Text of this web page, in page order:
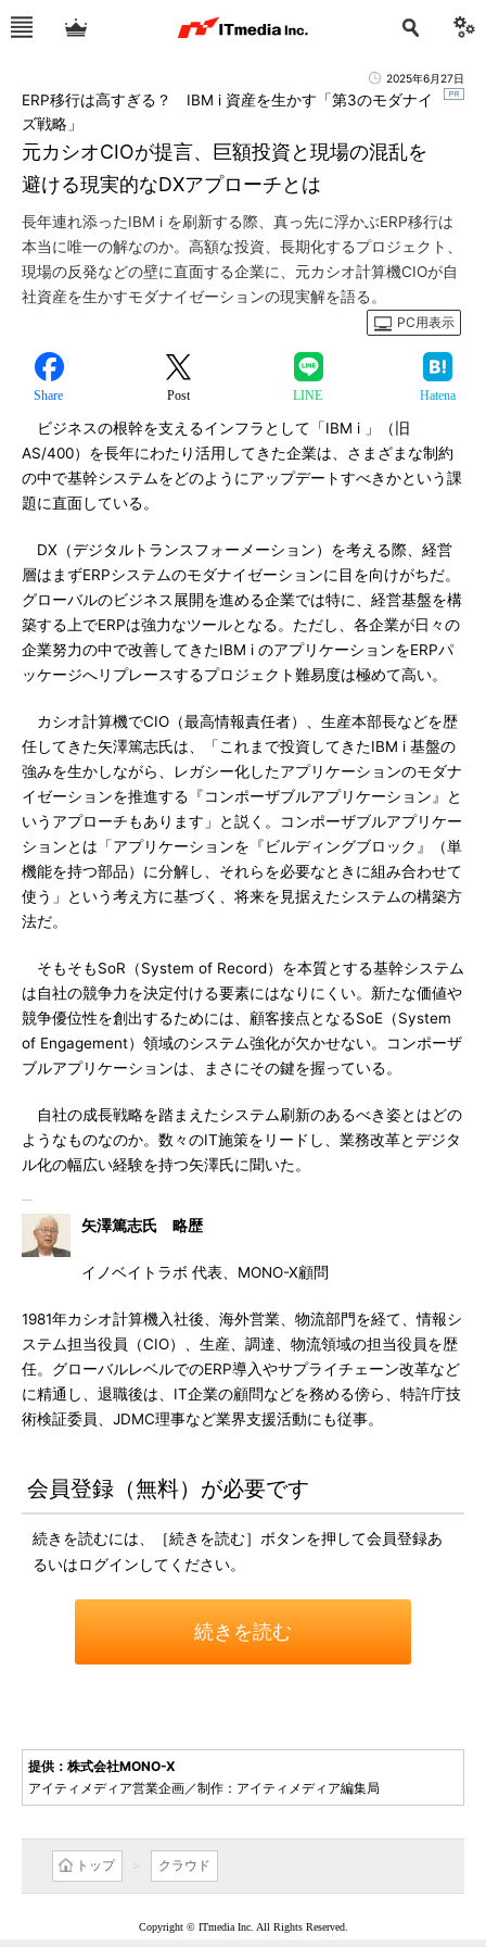
2025年6月27日
元カシオCIOが提言、巨額投資と現場の混乱を
避ける現実的なDXアプローチとは
ERP移行は高すぎる？ IBM i 資産を生かす「第3のモダナイ
ズ戦略」
長年連れ添ったIBM i を刷新する際、真っ先に浮かぶERP移行は
本当に唯一の解なのか。高額な投資、長期化するプロジェクト、
現場の反発などの壁に直面する企業に、元カシオ計算機CIOが自
社資産を生かすモダナイゼーションの現実解を語る。
PC用表示
Share Post LINE Hatena
ビジネスの根幹を支えるインフラとして「IBM i 」（旧
AS/400）を長年にわたり活用してきた企業は、さまざまな制約
の中で基幹システムをどのようにアップデートすべきかという課
題に直面している。
DX（デジタルトランスフォーメーション）を考える際、経営
層はまずERPシステムのモダナイゼーションに目を向けがちだ。
グローバルのビジネス展開を進める企業では特に、経営基盤を構
築する上でERPは強力なツールとなる。ただし、各企業が日々の
企業努力の中で改善してきたIBM i のアプリケーションをERPパ
ッケージへリプレースするプロジェクト難易度は極めて高い。
カシオ計算機でCIO（最高情報責任者）、生産本部長などを歴
任してきた矢澤篤志氏は、「これまで投資してきたIBM i 基盤の
強みを生かしながら、レガシー化したアプリケーションのモダナ
イゼーションを推進する『コンポーザブルアプリケーション』と
いうアプローチもあります」と説く。コンポーザブルアプリケー
ションとは「アプリケーションを『ビルディングブロック』（単
機能を持つ部品）に分解し、それらを必要なときに組み合わせて
使う」という考え方に基づく、将来を見据えたシステムの構築方
法だ。
そもそもSoR（System of Record）を本質とする基幹システム
は自社の競争力を決定付ける要素にはなりにくい。新たな価値や
競争優位性を創出するためには、顧客接点となるSoE（System
of Engagement）領域のシステム強化が欠かせない。コンポーザ
ブルアプリケーションは、まさにその鍵を握っている。
自社の成長戦略を踏まえたシステム刷新のあるべき姿とはどの
ようなものなのか。数々のIT施策をリードし、業務改革とデジタ
ル化の幅広い経験を持つ矢澤氏に聞いた。
矢澤篤志氏 略歴
イノベイトラボ 代表、MONO-X顧問
1981年カシオ計算機入社後、海外営業、物流部門を経て、情報シ
ステム担当役員（CIO）、生産、調達、物流領域の担当役員を歴
任。グローバルレベルでのERP導入やサプライチェーン改革など
に精通し、退職後は、IT企業の顧問などを務める傍ら、特許庁技
術検証委員、JDMC理事など業界支援活動にも従事。
会員登録（無料）が必要です
続きを読むには、［続きを読む］ボタンを押して会員登録あ
るいはログインしてください。
続きを読む
提供：株式会社MONO-X
アイティメディア営業企画／制作：アイティメディア編集局
トップ クラウド
Copyright © ITmedia Inc. All Rights Reserved.